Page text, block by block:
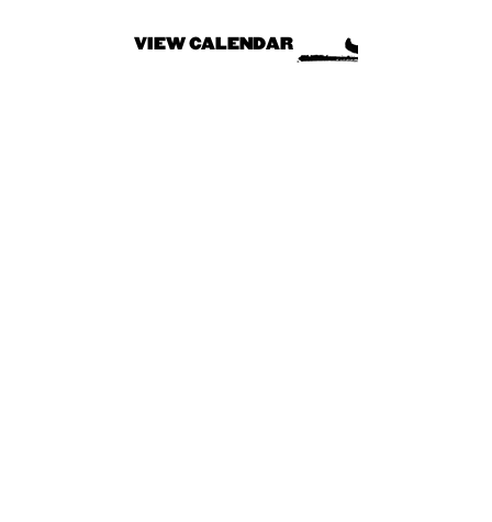
VIEW CALENDAR